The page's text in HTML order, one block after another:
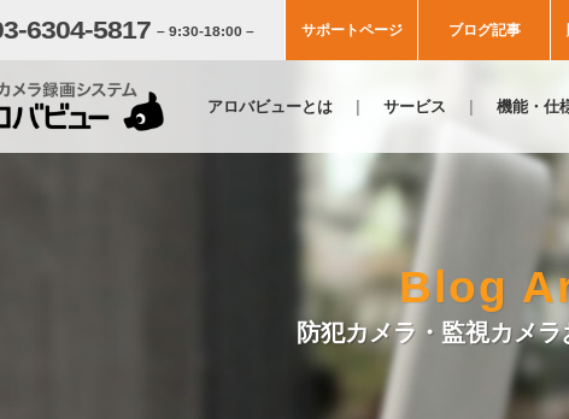
6304-5817 – 9:30-18:00 – サポートページ ブログ記事
アロバビューとは サービス 機能・仕
Blog
防犯カメラ・監視カメ